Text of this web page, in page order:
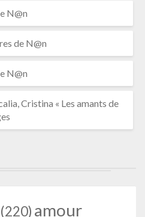
N@n
de N@n
N@n
Cristina « Les amants de
(220) amour